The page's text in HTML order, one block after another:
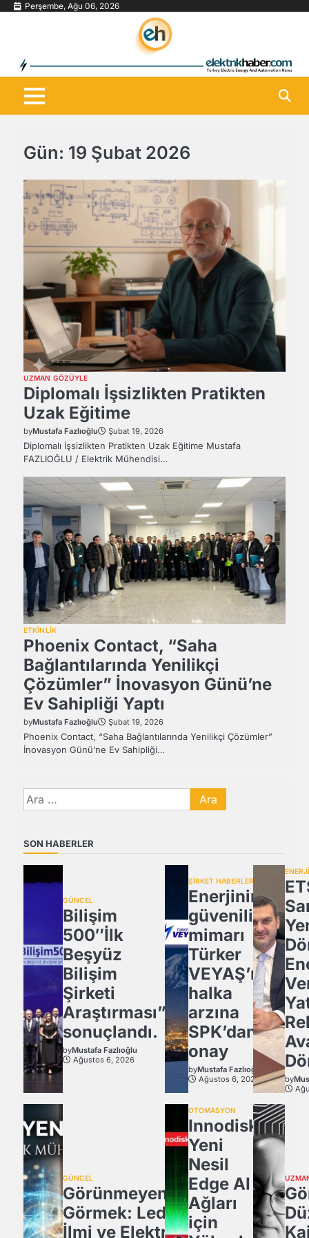
Skip Perşembe, Ağu 06, 2026
Gün: 19 Şubat 2026
UZMAN GÖZÜYLE
Diplomalı İşsizlikten Pratikten
Uzak Eğitime
byMustafa Fazlıoğlu Şubat 19, 2026
Diplomalı İşsizlikten Pratikten Uzak Eğitime Mustafa
FAZLIOĞLU / Elektrik Mühendisi…
ETKİNLİK
Phoenix Contact, “Saha
Bağlantılarında Yenilikçi
Çözümler” İnovasyon Günü’ne
Ev Sahipliği Yaptı
byMustafa Fazlıoğlu Şubat 19, 2026
Phoenix Contact, “Saha Bağlantılarında Yenilikçi Çözümler”
İnovasyon Günü’ne Ev Sahipliği…
Arama:
SON HABERLER
GÜNCEL
Bilişim
500″İlk
Beşyüz
Bilişim
Şirketi
Araştırması”
sonuçlandı.
byMustafa Fazlıoğlu
Ağustos 6, 2026
ŞİRKET HABERLERİ
Enerjinin
güvenilir
mimarı
Türker
VEYAŞ’ın
halka
arzına
SPK’dan
onay
byMustafa Fazlıoğlu
Ağustos 6, 2026
by
GÜNCEL
Görünmeyeni
Görmek: Ledün
İlmi ve Elektrik
OTOMASYON
Innodisk,
Yeni
Nesil
Edge AI
Ağları
için